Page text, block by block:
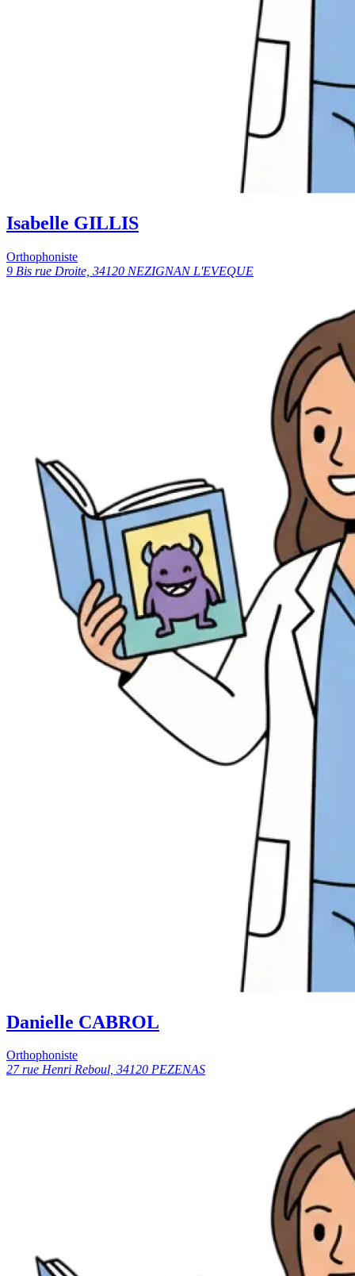
Isabelle GILLIS
Orthophoniste
9 Bis rue Droite, 34120 NEZIGNAN L'EVEQUE
Danielle CABROL
Orthophoniste
27 rue Henri Reboul, 34120 PEZENAS